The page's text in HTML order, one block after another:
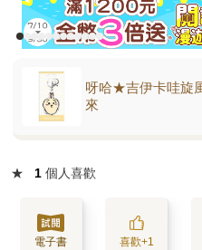
呀哈★吉伊卡哇旋
來
★ 1 個人喜歡
電子書 喜歡+1